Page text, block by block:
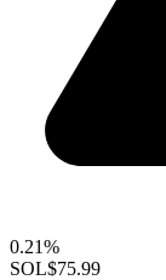
0.21%
SOL$75.99